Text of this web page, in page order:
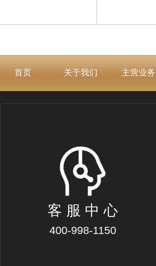
首页 关于我们 主营业务
客 服 中 心
400-998-1150